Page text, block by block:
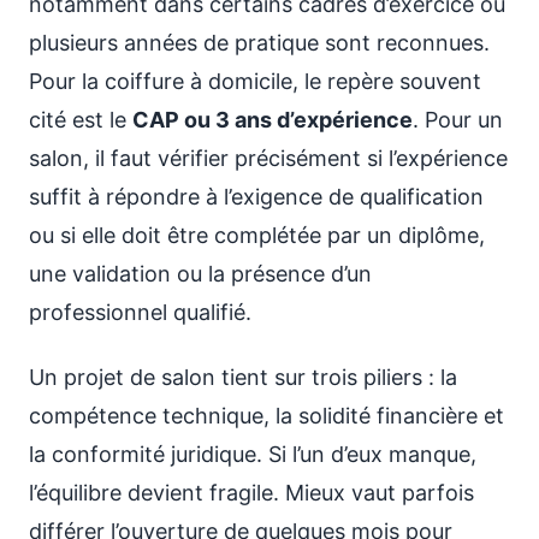
plusieurs années de pratique sont reconnues.
Pour la coiffure à domicile, le repère souvent
cité est le CAP ou 3 ans d’expérience. Pour un
salon, il faut vérifier précisément si l’expérience
suffit à répondre à l’exigence de qualification
ou si elle doit être complétée par un diplôme,
une validation ou la présence d’un
professionnel qualifié.
Un projet de salon tient sur trois piliers : la
compétence technique, la solidité financière et
la conformité juridique. Si l’un d’eux manque,
l’équilibre devient fragile. Mieux vaut parfois
différer l’ouverture de quelques mois pour